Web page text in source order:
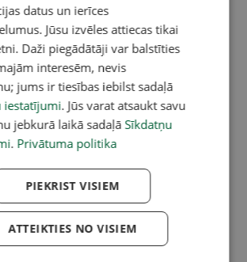
datus un ierīces
Jūsu izvēles attiecas tikai
Daži piegādātāji var balstīties
interesēm, nevis
jums ir tiesības iebilst sadaļā
iestatījumi. Jūs varat atsaukt savu
jebkurā laikā sadaļā Sīkdatņu
. Privātuma politika
PIEKRIST VISIEM
ATTEIKTIES NO VISIEM